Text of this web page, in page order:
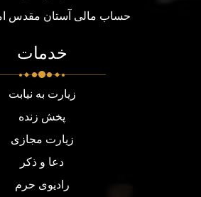
حساب مالی آستان مقدس
خدمات
زیارت به نیابت
پخش زنده
زیارت مجازی
دعا و ذکر
رادیوی حرم